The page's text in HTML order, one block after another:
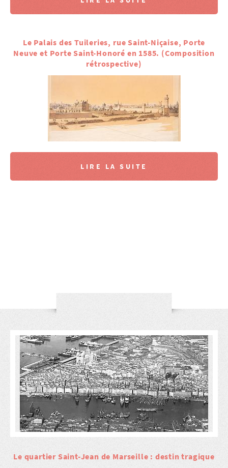
Le Palais des Tuileries, rue Saint-Niçaise, Porte
Neuve et Porte Saint-Honoré en 1585. (Composition
rétrospective)
LIRE LA SUITE
Le quartier Saint-Jean de Marseille : destin tragique